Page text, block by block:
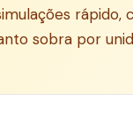
rápido,
sobra por